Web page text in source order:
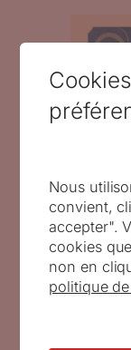
Nous
convient,
accepter".
cookies
non en
politique